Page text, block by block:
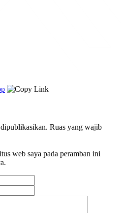
Ruas yang wajib
web saya pada peramban ini